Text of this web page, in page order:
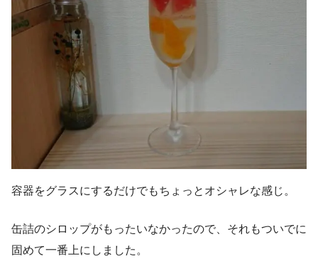
容器をグラスにするだけでもちょっとオシャレな感じ。
缶詰のシロップがもったいなかったので、それもついでに
固めて一番上にしました。